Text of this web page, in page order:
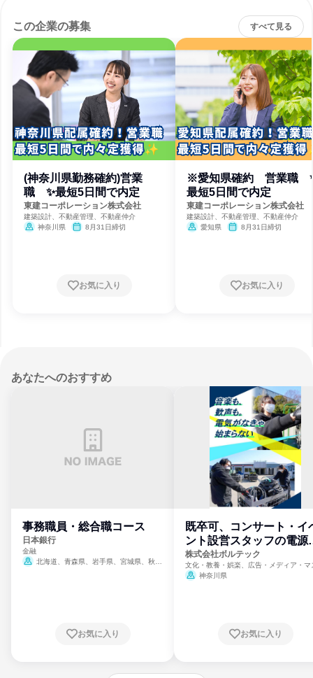
この企業の募集 すべて見る
(神奈川県勤務確約)営業
職 ✨最短5日間で内定
東建コーポレーション株式会社
建築設計、不動産管理、不動産仲介
神奈川県
8月31日締切
お気に入り
※愛知県確約 営業職
最短5日間で内定
東建コーポレーション株式会社
建築設計、不動産管理、不動産仲介
愛知県
8月31日締切
お気に入り
あなたへのおすすめ
事務職員・総合職コース
日本銀行
金融
北海道、青森県、岩手県、宮城県、秋田
崎県、熊本県、大分県、宮崎県、鹿児島県、
お気に入り
既卒可、コンサート・イ
ント設営スタッフの電源
門
株式会社ボルテック
文化・教養・娯楽、広告・メディア・マ
ミ、電力・ガス・水道・エネルギー
神奈川県
お気に入り